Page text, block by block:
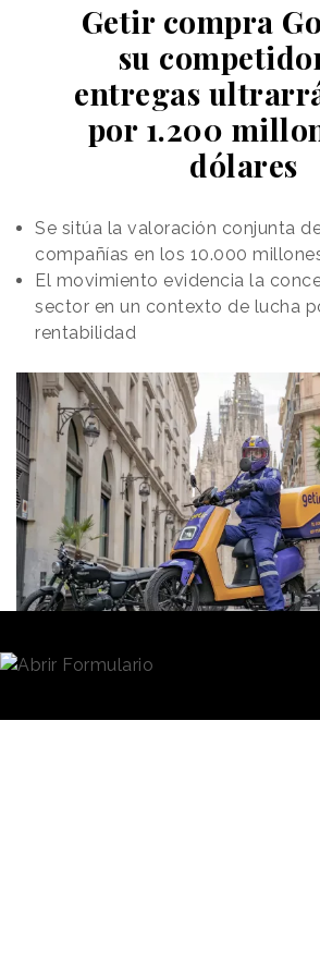
Getir compra
su
entregas
por 1.200
dólares
Se sitúa la valoración conjunta
compañías en los 10.000
El movimiento evidencia la
sector en un contexto de lucha
rentabilidad
Redacción 12/12/2022 · 09:24